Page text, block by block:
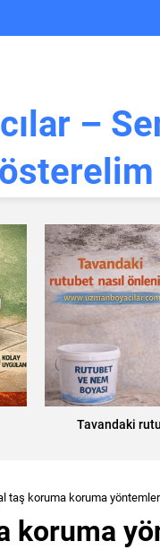
Tavandaki
taş koruma koruma
koruma